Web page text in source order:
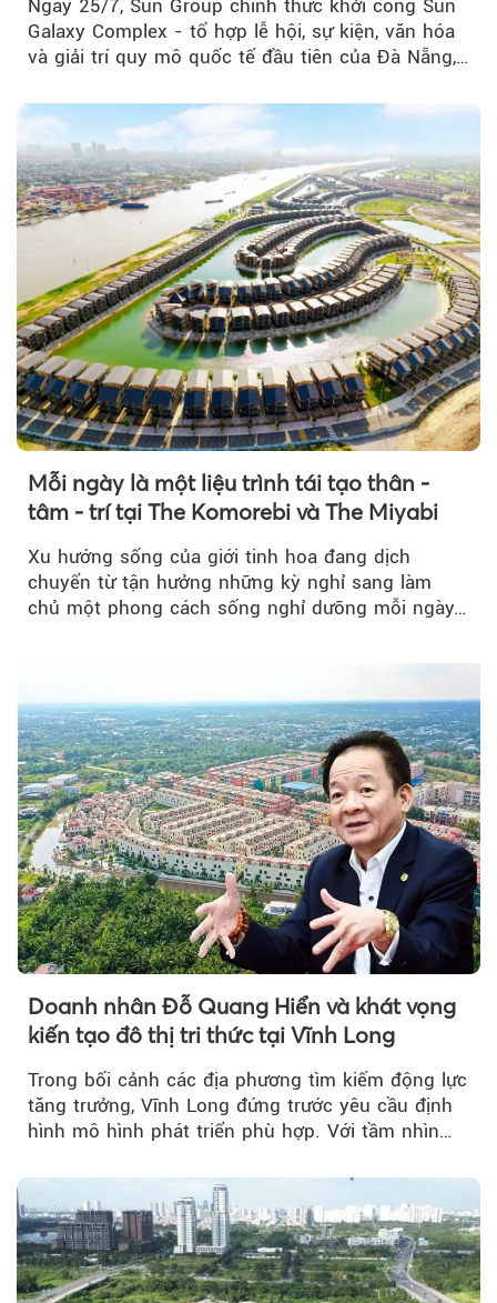
Ngày 25/7, Sun Group chính thức khởi công Sun
Galaxy Complex - tổ hợp lễ hội, sự kiện, văn hóa
và giải trí quy mô quốc tế đầu tiên của Đà Nẵng,…
Mỗi ngày là một liệu trình tái tạo thân -
tâm - trí tại The Komorebi và The Miyabi
Xu hướng sống của giới tinh hoa đang dịch
chuyển từ tận hưởng những kỳ nghỉ sang làm
chủ một phong cách sống nghỉ dưỡng mỗi ngày…
Doanh nhân Đỗ Quang Hiển và khát vọng
kiến tạo đô thị tri thức tại Vĩnh Long
Trong bối cảnh các địa phương tìm kiếm động lực
tăng trưởng, Vĩnh Long đứng trước yêu cầu định
hình mô hình phát triển phù hợp. Với tầm nhìn